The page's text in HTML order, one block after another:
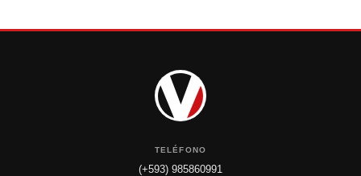
TELÉFONO
(+593) 985860991